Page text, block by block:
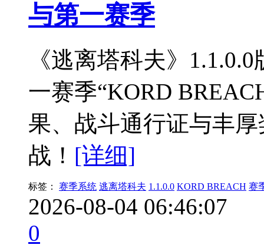
与第一赛季
《逃离塔科夫》
一赛季“KORD
果、战斗通行证与丰
战！ [详细]
标签： 赛季系统 逃离塔科夫 1.1.0.0 KORD BREACH 赛
2026-08-04 06:46:07
0